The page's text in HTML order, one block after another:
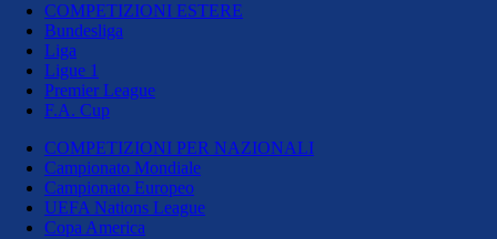
COMPETIZIONI ESTERE
Bundesliga
Liga
Ligue 1
Premier League
F.A. Cup
COMPETIZIONI PER NAZIONALI
Campionato Mondiale
Campionato Europeo
UEFA Nations League
Copa America